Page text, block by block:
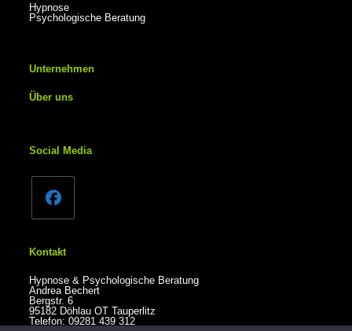
Hypnose
Psychologische Beratung
Unternehmen
Über uns
Social Media
Kontakt
Hypnose & Psychologische Beratung
Andrea Bechert
Bergstr. 6
95182 Döhlau OT Tauperlitz
Telefon: 09281 439 312